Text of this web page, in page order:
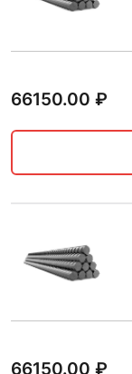
66150.00 ₽
66150.00 ₽